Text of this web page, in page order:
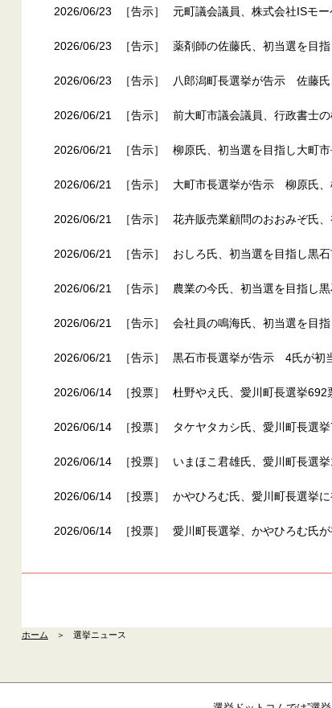
2026/06/23 ［告示］ 元町議会議員、株式会社ISモ
2026/06/23 ［告示］ 薬剤師の佐藤氏、初当選を目
2026/06/23 ［告示］ 八郎潟町長選挙が告示 佐藤氏
2026/06/21 ［告示］ 前大町市議会議員、行政書士
2026/06/21 ［告示］ 柳原氏、初当選を目指し大町
2026/06/21 ［告示］ 大町市長選挙が告示 柳原氏、
2026/06/21 ［告示］ 花卉販売業顧問のおおみぞ氏
2026/06/21 ［告示］ おしろ氏、初当選を目指し黒
2026/06/21 ［告示］ 農業の今氏、初当選を目指し
2026/06/21 ［告示］ 会社員の鳴海氏、初当選を目
2026/06/21 ［告示］ 黒石市長選挙が告示 4氏が初
2026/06/14 ［投票］ 杜野やえ氏、愛川町長選挙
2026/06/14 ［投票］ タケヤタカシ氏、愛川町長選
2026/06/14 ［投票］ いまほこ君雄氏、愛川町長選
2026/06/14 ［投票］ かやひろむ氏、愛川町長選挙
2026/06/14 ［投票］ 愛川町長選挙、かやひろむ氏
ホーム ＞ 選挙ニュース